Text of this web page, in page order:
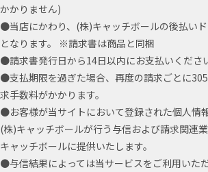
かかりません)
●当店にかわり、(株)キャッチボールの後払い
となります。 ※請求書は商品と同梱
●請求書発行日から14日以内にお支払いくださ
●支払期限を過ぎた場合、再度の請求ごとに
求手数料がかかります。
●お客様が当サイトにおいて登録された個人情
(株)キャッチボールが行う与信および請求関連
キャッチボールに提供いたします。
●与信結果によっては当サービスをご利用いた